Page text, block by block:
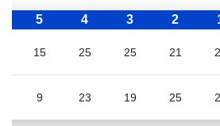
2
3
4
5
21
25
25
15
25
19
23
9